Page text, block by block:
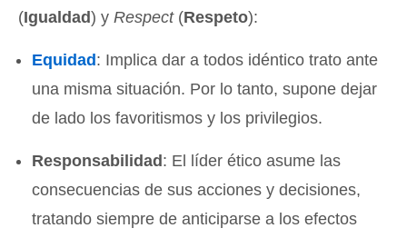
(Igualdad) y Respect(Respeto):
Equidad : Implica dar a todos idéntico trato ante
una misma situación. Por lo tanto, supone dejar
de lado los favoritismos y los privilegios.
Responsabilidad : El líder ético asume las
consecuencias de sus acciones y decisiones,
tratando siempre de anticiparse a los efectos